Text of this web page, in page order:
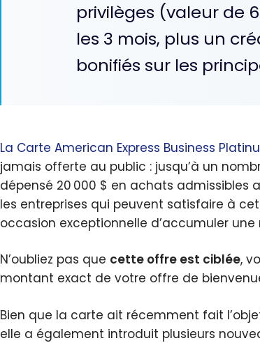
privilèges (valeur de
les 3 mois, plus un
bonifiés sur les
La Carte American Express Business
jamais offerte au public : jusqu’à un
dépensé 20 000 $ en achats admissibles
les entreprises qui peuvent satisfaire à
occasion exceptionnelle d’accumuler
N’oubliez pas que cette offre est ciblée,
montant exact de votre offre de
Bien que la carte ait récemment fait
elle a également introduit plusieurs